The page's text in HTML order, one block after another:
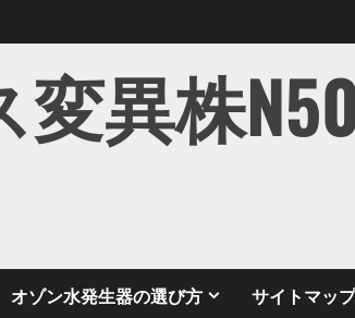
異株
オゾン水発生器の選び方 サイトマップ